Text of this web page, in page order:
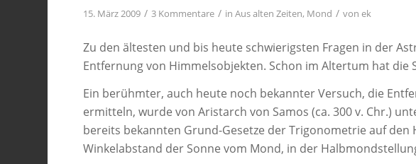
15. März 2009 / 3 Kommentare / inAus alten Zeiten, Mond / vonek
Zu den ältesten und bis heute schwierigsten Fragen in der
Entfernung von Himmelsobjekten. Schon im Altertum hat die
Ein berühmter, auch heute noch bekannter Versuch, die
ermitteln, wurde von Aristarch von Samos (ca. 300 v. Chr.)
bereits bekannten Grund-Gesetze der Trigonometrie auf
Winkelabstand der Sonne vom Mond, in der